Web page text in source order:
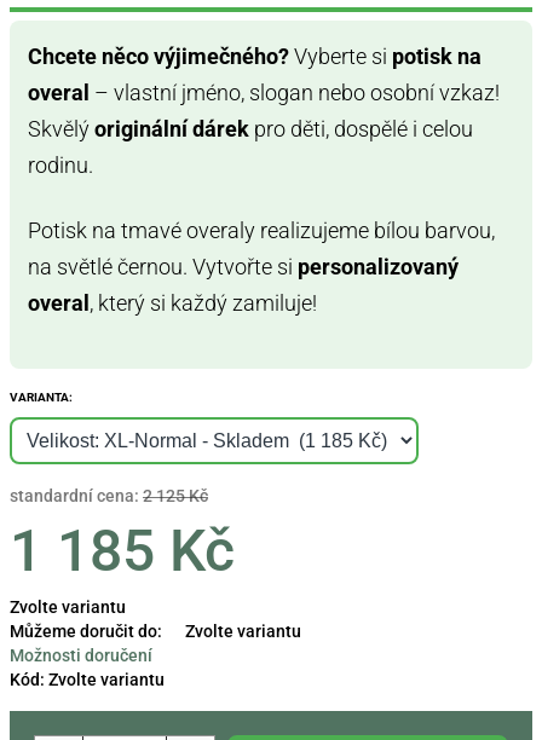
Chcete něco výjimečného?Vyberte si potisk na
overal – vlastní jméno, slogan nebo osobní vzkaz!
Skvělýoriginální dárek pro děti, dospělé i celou
rodinu.
Potisk na tmavé overaly realizujeme bílou barvou,
na světlé černou. Vytvořte si personalizovaný
overal , který si každý zamiluje!
VARIANTA:
standardní cena: 2 125 Kč
1 185 Kč
Měrná
cena:
Zvolte variantu
Můžeme doručit do:
Zvolte variantu
Možnosti doručení
Kód: Zvolte variantu